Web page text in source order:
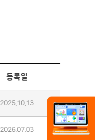
등록일
2025.10.13
2026.07.03